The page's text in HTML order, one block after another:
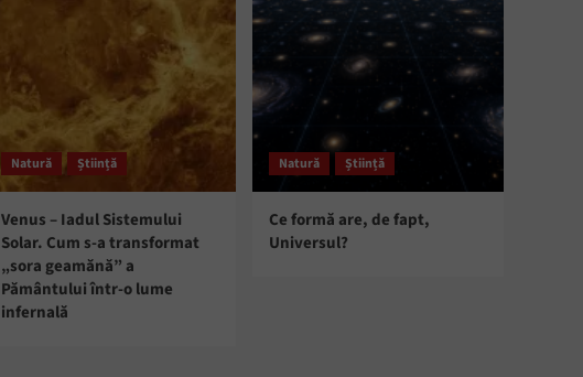
Natură Știință
Venus – Iadul Sistemului
Solar. Cum s-a transformat
„sora geamănă” a
Pământului într-o lume
infernală
Natură Știință
Ce formă are, de fapt,
Universul?